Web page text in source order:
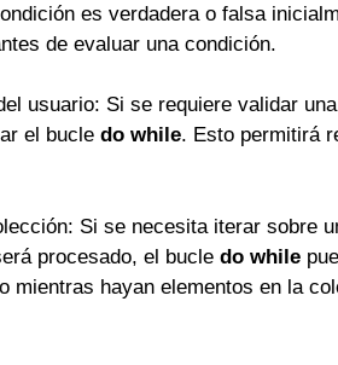
es verdadera o falsa
de evaluar una condición.
usuario: Si se requiere validar
el bucle do while. Esto permitirá
Si se necesita iterar sobre
procesado, el bucle do while
mientras hayan elementos en la